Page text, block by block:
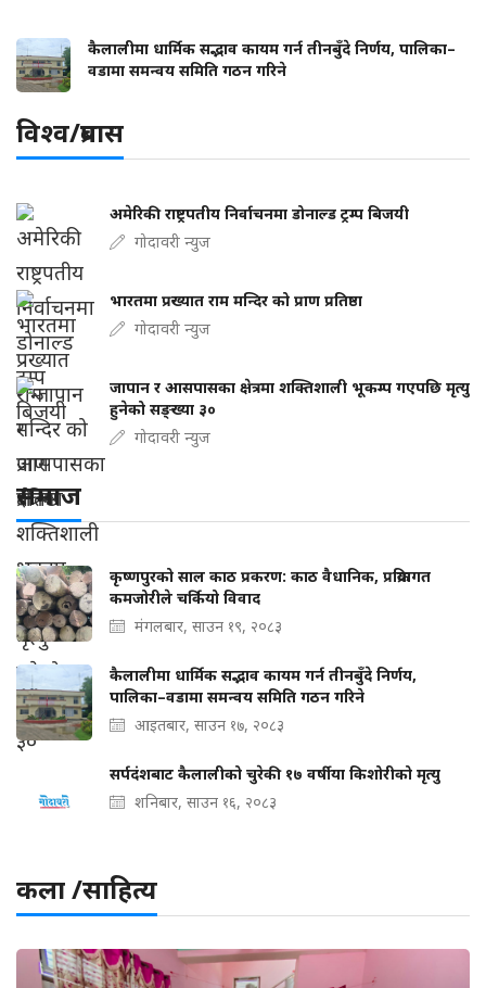
कैलालीमा धार्मिक सद्भाव कायम गर्न तीनबुँदे निर्णय, पालिका–
वडामा समन्वय समिति गठन गरिने
विश्व/प्रबास
अमेरिकी राष्ट्रपतीय निर्वाचनमा डोनाल्ड ट्रम्प बिजयी
गोदावरी न्युज
भारतमा प्रख्यात राम मन्दिर को प्राण प्रतिष्ठा
गोदावरी न्युज
जापान र आसपासका क्षेत्रमा शक्तिशाली भूकम्प गएपछि मृत्यु
हुनेको सङ्ख्या ३०
गोदावरी न्युज
समाज
कृष्णपुरको साल काठ प्रकरण: काठ वैधानिक, प्रक्रियागत
कमजोरीले चर्कियो विवाद
मंगलबार, साउन १९, २०८३
कैलालीमा धार्मिक सद्भाव कायम गर्न तीनबुँदे निर्णय,
पालिका–वडामा समन्वय समिति गठन गरिने
आइतबार, साउन १७, २०८३
सर्पदंशबाट कैलालीको चुरेकी १७ वर्षीया किशोरीको मृत्यु
शनिबार, साउन १६, २०८३
कला /साहित्य